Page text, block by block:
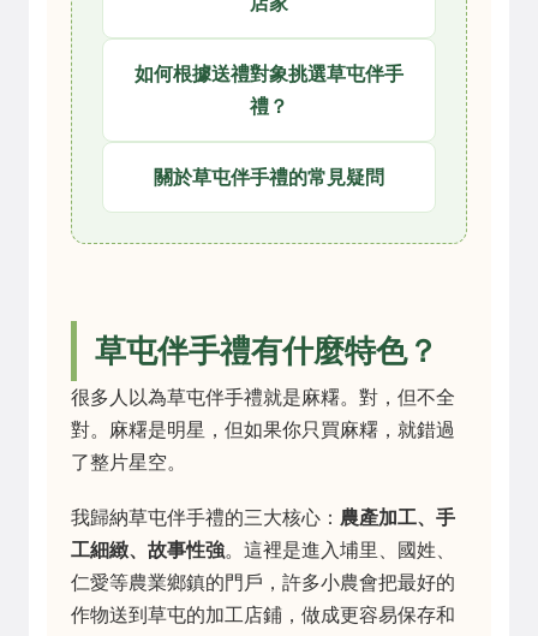
如何根據送禮對象挑選草屯伴手
禮？
關於草屯伴手禮的常見疑問
草屯伴手禮有什麼特色？
很多人以為草屯伴手禮就是麻糬。對，但不全
對。麻糬是明星，但如果你只買麻糬，就錯過
了整片星空。
我歸納草屯伴手禮的三大核心： 農產加工、手
工細緻、故事性強。這裡是進入埔里、國姓、
仁愛等農業鄉鎮的門戶，許多小農會把最好的
作物送到草屯的加工店鋪，做成更容易保存和